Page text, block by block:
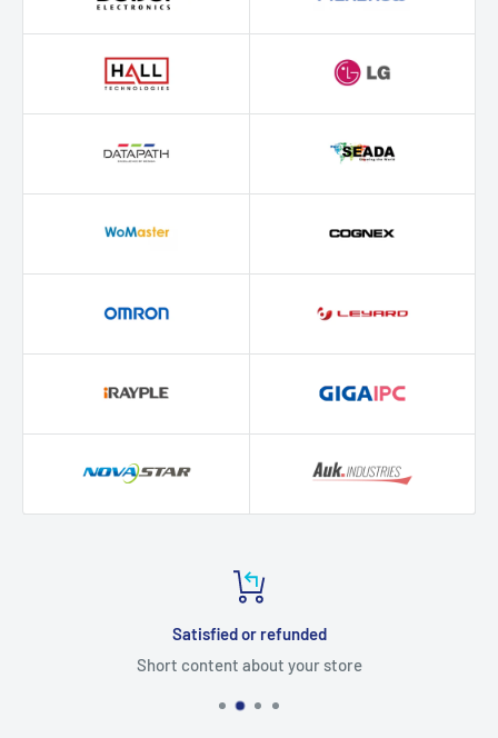
Satisfied or refunded
Short content about your store